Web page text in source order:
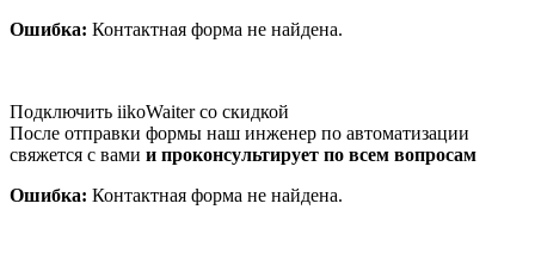
Ошибка: Контактная форма не найдена.
Подключить iikoWaiter со скидкой
После отправки формы наш инженер по автоматизации
свяжется с вами и проконсультирует по всем вопросам
Ошибка: Контактная форма не найдена.